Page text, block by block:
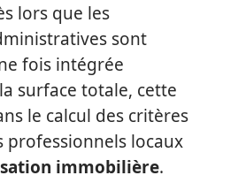
lors que les
sont
fois intégrée
surface totale, cette
le calcul des critères
professionnels locaux
immobilière.